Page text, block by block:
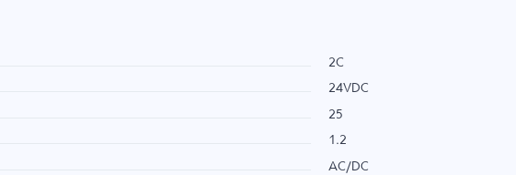
2С
24VDC
25
1.2
AC/DC